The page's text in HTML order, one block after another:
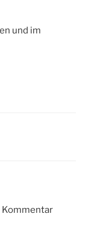
und im
Kommentar